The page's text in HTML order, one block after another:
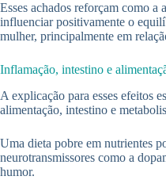
Esses achados reforçam como a
influenciar positivamente o
mulher, principalmente em
Inflamação, intestino e
A explicação para esses efeitos
alimentação, intestino e
Uma dieta pobre em nutrientes
neurotransmissores como a
humor.